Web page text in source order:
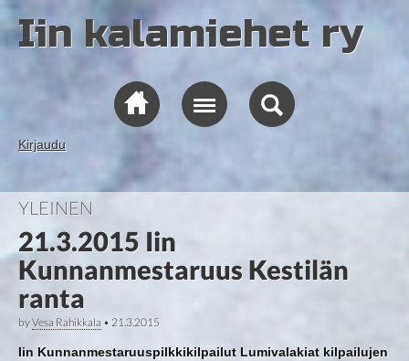
Iin kalamiehet ry
Kirjaudu
YLEINEN
21.3.2015 Iin
Kunnanmestaruus Kestilän
ranta
byVesa Rahikkala • 21.3.2015
Iin Kunnanmestaruuspilkkikilpailut Lumivalakiat kilpailujen